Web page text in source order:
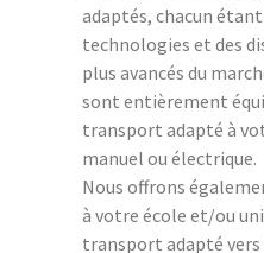
adaptés, chacun étant
technologies et des
plus avancés du
sont entièrement
transport adapté à
manuel ou électrique.
Nous offrons
à votre école et/ou
transport adapté